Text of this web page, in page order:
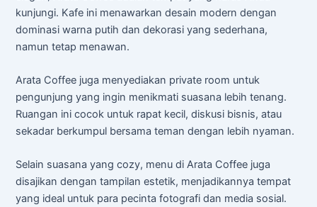
kunjungi. Kafe ini menawarkan desain modern dengan
dominasi warna putih dan dekorasi yang sederhana,
namun tetap menawan.
Arata Coffee juga menyediakan private room untuk
pengunjung yang ingin menikmati suasana lebih tenang.
Ruangan ini cocok untuk rapat kecil, diskusi bisnis, atau
sekadar berkumpul bersama teman dengan lebih nyaman.
Selain suasana yang cozy, menu di Arata Coffee juga
disajikan dengan tampilan estetik, menjadikannya tempat
yang ideal untuk para pecinta fotografi dan media sosial.